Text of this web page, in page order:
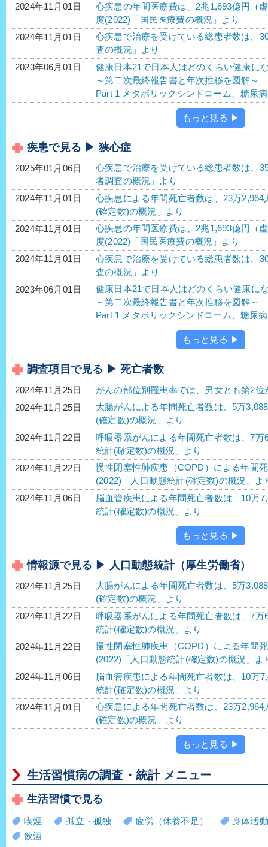
2024年11月01日
心疾患の年間医療費は、2兆1,693億円（
度(2022)「国民医療費の概況」より
2024年11月01日
心疾患で治療を受けている総患者数は、
査の概況」より
2023年06月01日
健康日本21で日本人はどのくらい健康に
～第二次最終報告書と年次推移を図解～
Part 1 メタボリックシンドローム、糖尿
もっと見る ▶
疾患で見る ▶ 狭心症
2025年01月06日
心疾患で治療を受けている総患者数は、
者調査の概況」より
2024年11月01日
心疾患による年間死亡者数は、23万
(確定数)の概況」より
2024年11月01日
心疾患の年間医療費は、2兆1,693億円（
度(2022)「国民医療費の概況」より
2024年11月01日
心疾患で治療を受けている総患者数は、
査の概況」より
2023年06月01日
健康日本21で日本人はどのくらい健康に
～第二次最終報告書と年次推移を図解～
Part 1 メタボリックシンドローム、糖尿
もっと見る ▶
調査項目で見る ▶ 死亡者数
2024年11月25日
がんの部位別罹患率では、男女とも第2
2024年11月25日
大腸がんによる年間死亡者数は、5万
(確定数)の概況」より
2024年11月22日
呼吸器系がんによる年間死亡者数は、7
統計(確定数)の概況」より
2024年11月22日
慢性閉塞性肺疾患（COPD）による年間
(2022)「人口動態統計(確定数)の概況」よ
2024年11月06日
脳血管疾患による年間死亡者数は、10
統計(確定数)の概況」より
もっと見る ▶
情報源で見る ▶ 人口動態統計（厚生労働省）
2024年11月25日
大腸がんによる年間死亡者数は、5万
(確定数)の概況」より
2024年11月22日
呼吸器系がんによる年間死亡者数は、7
統計(確定数)の概況」より
2024年11月22日
慢性閉塞性肺疾患（COPD）による年間
(2022)「人口動態統計(確定数)の概況」よ
2024年11月06日
脳血管疾患による年間死亡者数は、10
統計(確定数)の概況」より
2024年11月01日
心疾患による年間死亡者数は、23万
(確定数)の概況」より
もっと見る ▶
生活習慣病の調査・統計 メニュー
生活習慣で見る
喫煙 孤立・孤独 疲労（休養不足）
身体活
飲酒